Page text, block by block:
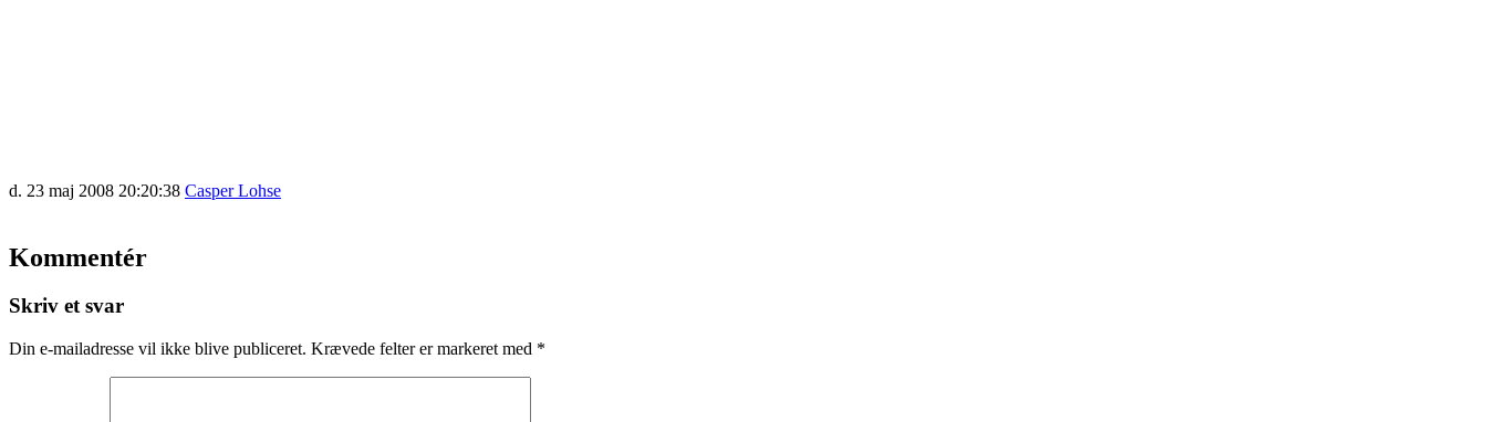
d. 23 maj 2008 20:20:38 Casper Lohse
Kommentér
Skriv et svar
Din e-mailadresse vil ikke blive publiceret. Krævede felter er markeret med *